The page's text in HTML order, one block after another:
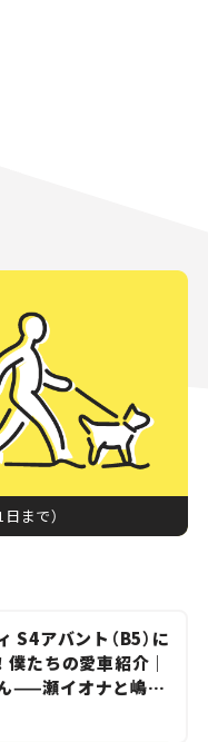
まで）
S4アバント（B5）に
僕たちの愛車紹介｜
——瀬イオナと嶋田
でざっくばらんば